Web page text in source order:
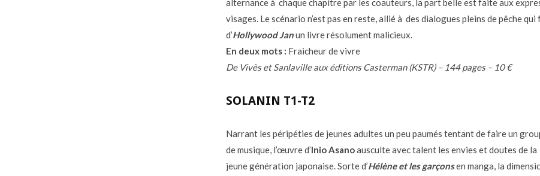
alternance à chaque chapitre par les coauteurs, la part belle est faite aux
visages. Le scénario n’est pas en reste, allié à des dialogues pleins de pêche
d’Hollywood Janun livre résolument malicieux.
En deux mots : Fraicheur de vivre
De Vivès et Sanlaville aux éditions Casterman (KSTR) – 144 pages – 10 €
SOLANIN T1-T2
Narrant les péripéties de jeunes adultes un peu paumés tentant de faire un
de musique, l’œuvre d’Inio Asanoausculte avec talent les envies et doutes de la
jeune génération japonaise. Sorte d’Hélène et les garçonsen manga, la